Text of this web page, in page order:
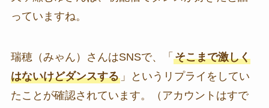
っていますね。
瑞穂（みゃん）さんはSNSで、「 そこまで激しく
はないけどダンスする」というリプライをしてい
たことが確認されています。（アカウントはすで